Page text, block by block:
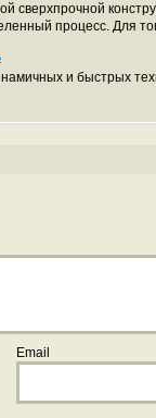
процесс. Для
и быстрых
Email